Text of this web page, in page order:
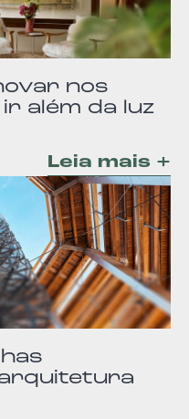
nos
além da luz
Leia mais +